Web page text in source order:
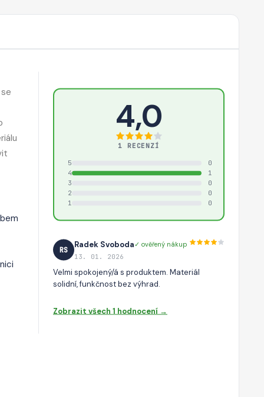
4,0
1 RECENZÍ
5
0
4
1
3
0
2
0
1
0
RS
Radek Svoboda✓ ověřený nákup
13. 01. 2026
Velmi spokojený/á s produktem. Materiál
solidní, funkčnost bez výhrad.
Zobrazit všech 1 hodnocení →